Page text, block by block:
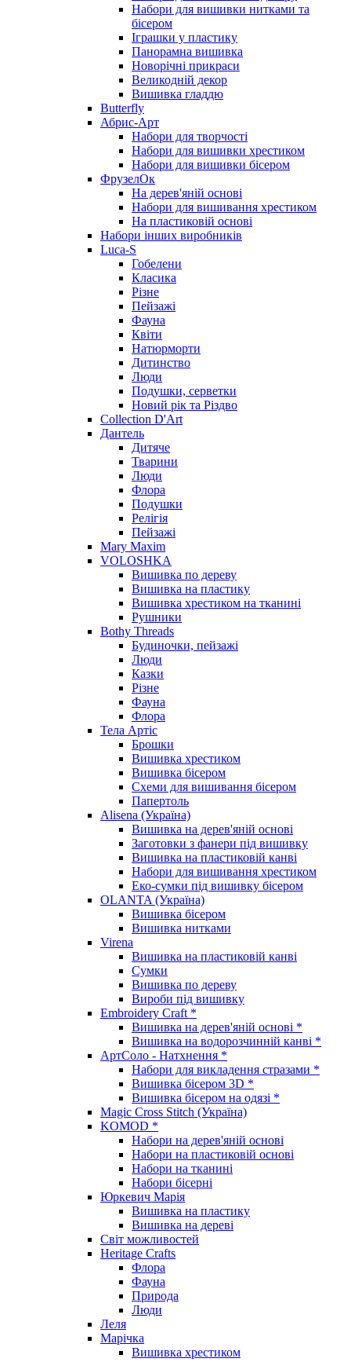
Набори для вишивки нитками та
бісером
Іграшки у пластику
Панорамна вишивка
Новорічні прикраси
Великодній декор
Вишивка гладдю
Butterfly
Абрис-Арт
Набори для творчості
Набори для вишивки хрестиком
Набори для вишивки бісером
ФрузелОк
На дерев'яній основі
Набори для вишивання хрестиком
На пластиковій основі
Набори інших виробників
Luca-S
Гобелени
Класика
Різне
Пейзажі
Фауна
Квіти
Натюрморти
Дитинство
Люди
Подушки, серветки
Новий рік та Різдво
Collection D'Art
Дантель
Дитяче
Тварини
Люди
Флора
Подушки
Релігія
Пейзажі
Mary Maxim
VOLOSHKA
Вишивка по дереву
Вишивка на пластику
Вишивка хрестиком на тканині
Рушники
Bothy Threads
Будиночки, пейзажі
Люди
Казки
Різне
Фауна
Флора
Тела Артіс
Брошки
Вишивка хрестиком
Вишивка бісером
Схеми для вишивання бісером
Папертоль
Alisena (Україна)
Вишивка на дерев'яній основі
Заготовки з фанери під вишивку
Вишивка на пластиковій канві
Набори для вишивання хрестиком
Еко-сумки під вишивку бісером
OLANTA (Україна)
Вишивка бісером
Вишивка нитками
Virena
Вишивка на пластиковій канві
Сумки
Вишивка по дереву
Вироби під вишивку
Embroidery Craft *
Вишивка на дерев'яній основі *
Вишивка на водорозчинній канві *
АртСоло - Натхнення *
Набори для викладення стразами *
Вишивка бісером 3D *
Вишивка бісером на одязі *
Magic Cross Stitch (Україна)
KOMOD *
Набори на дерев'яній основі
Набори на пластиковій основі
Набори на тканині
Набори бісерні
Юркевич Марія
Вишивка на пластику
Вишивка на дереві
Світ можливостей
Heritage Crafts
Флора
Фауна
Природа
Люди
Леля
Марічка
Вишивка хрестиком